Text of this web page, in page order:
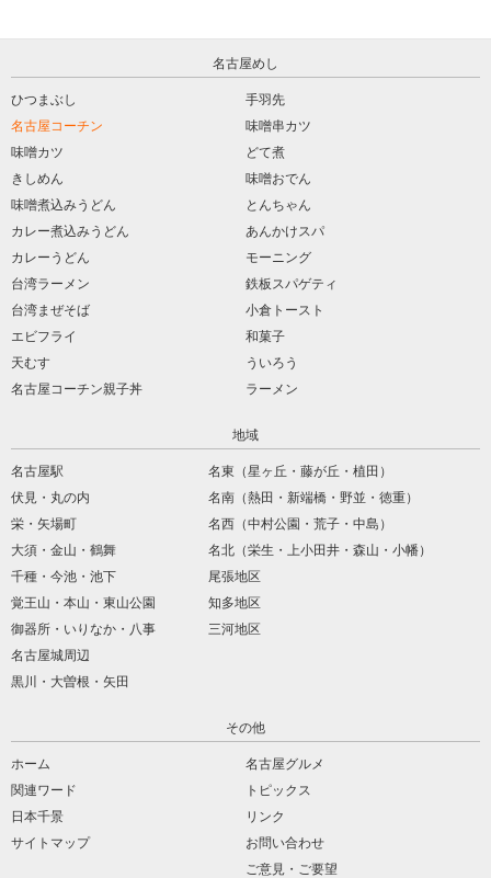
名古屋めし
ひつまぶし
名古屋コーチン
味噌カツ
きしめん
味噌煮込みうどん
カレー煮込みうどん
カレーうどん
台湾ラーメン
台湾まぜそば
エビフライ
天むす
名古屋コーチン親子丼
手羽先
味噌串カツ
どて煮
味噌おでん
とんちゃん
あんかけスパ
モーニング
鉄板スパゲティ
小倉トースト
和菓子
ういろう
ラーメン
地域
名古屋駅
伏見・丸の内
栄・矢場町
大須・金山・鶴舞
千種・今池・池下
覚王山・本山・東山公園
御器所・いりなか・八事
名古屋城周辺
黒川・大曽根・矢田
名東（星ヶ丘・藤が丘・植田）
名南（熱田・新端橋・野並・徳重）
名西（中村公園・荒子・中島）
名北（栄生・上小田井・森山・小幡）
尾張地区
知多地区
三河地区
その他
ホーム
名古屋グルメ
関連ワード
トピックス
日本千景
リンク
サイトマップ
お問い合わせ
ご意見・ご要望